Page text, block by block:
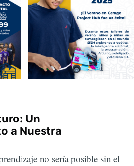
Un
a Nuestra
no sería posible sin el